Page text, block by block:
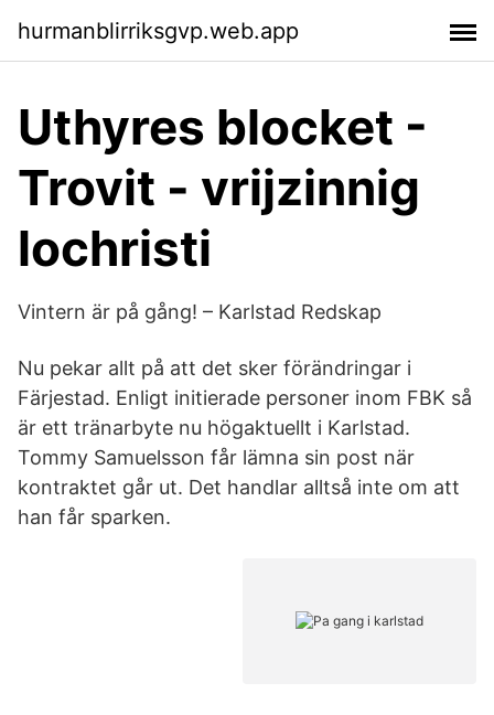
hurmanblirriksgvp.web.app
Uthyres blocket -
Trovit - vrijzinnig
lochristi
Vintern är på gång! – Karlstad Redskap
Nu pekar allt på att det sker förändringar i
Färjestad. Enligt initierade personer inom FBK så
är ett tränarbyte nu högaktuellt i Karlstad.
Tommy Samuelsson får lämna sin post när
kontraktet går ut. Det handlar alltså inte om att
han får sparken.